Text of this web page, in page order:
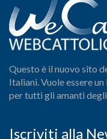
Questo è il nuovo sito
Italiani. Vuole essere
per tutti gli amanti
Iscriviti alla